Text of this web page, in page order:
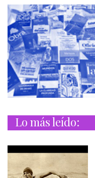
Lo más leído: